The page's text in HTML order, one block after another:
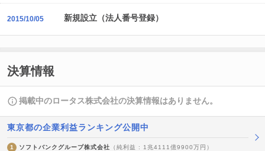
2015/10/05 新規設立（法人番号登録）
決算情報
掲載中のロータス株式会社の決算情報はありません。
東京都の企業利益ランキング公開中
1 ソフトバンクグループ株式会社 （純利益 : 1兆4111億9900万円）